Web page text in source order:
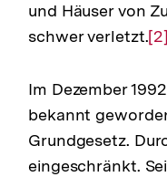
und Häuser von
schwer verletzt.Zur
[2]
Im Dezember
bekannt
Grundgesetz.
eingeschränkt.